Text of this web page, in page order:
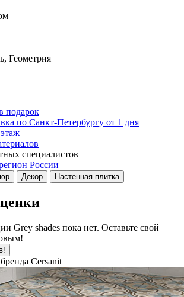
Геометрия
подарок
по Санкт-Петербургу от 1 дня
специалистов
России
Декор Настенная плитка
Grey shades пока нет. Оставьте свой
Cersanit